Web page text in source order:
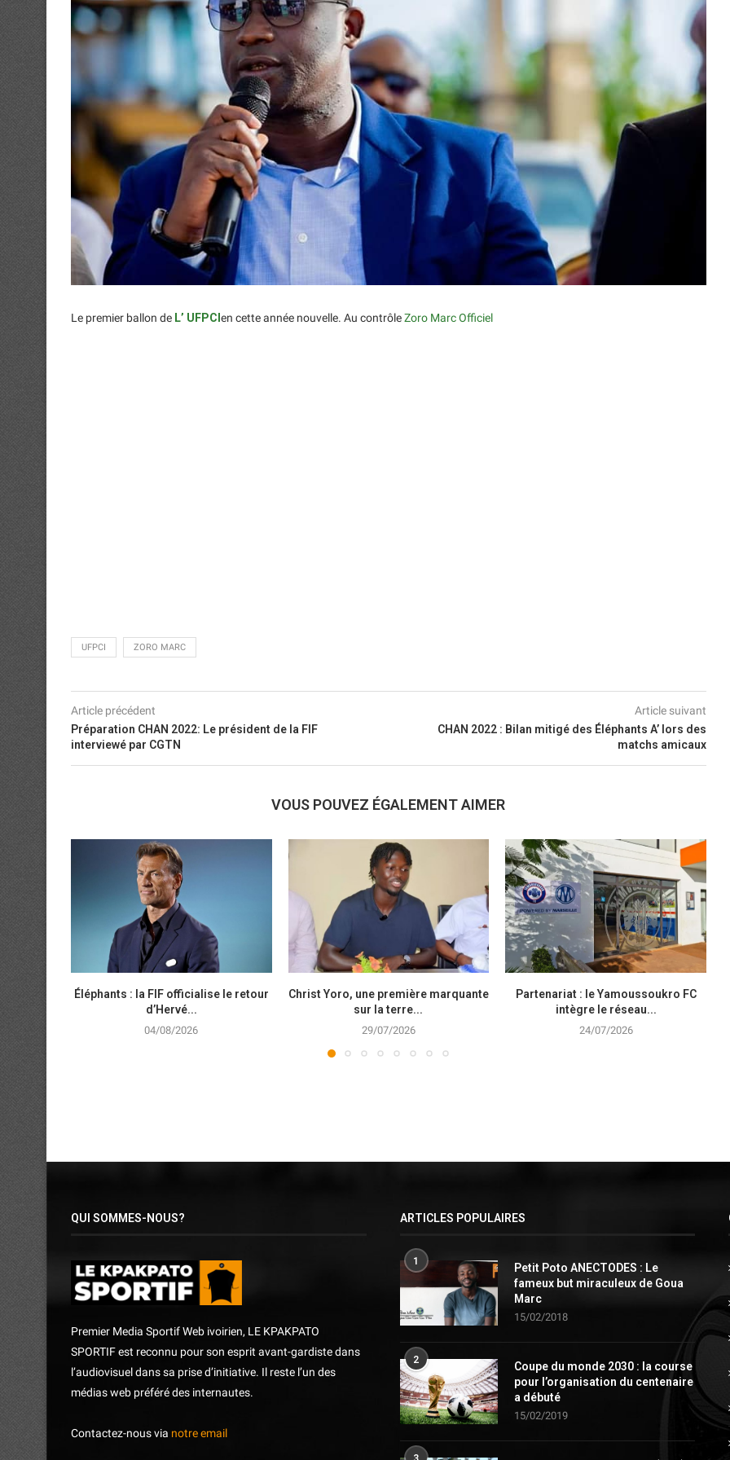
Le premier ballon de L’ UFPCI en cette année nouvelle. Au contrôleZoro Marc Officiel
UFPCI ZORO MARC
Article précédent
Préparation CHAN 2022: Le président de la FIF
interviewé par CGTN
Article suivant
CHAN 2022 : Bilan mitigé des Éléphants A’ lors des
matchs amicaux
VOUS POUVEZ ÉGALEMENT AIMER
Éléphants : la FIF officialise le retour
d’Hervé...
04/08/2026
Christ Yoro, une première marquante
sur la terre...
29/07/2026
Partenariat : le Yamoussoukro FC
intègre le réseau...
24/07/2026
QUI SOMMES-NOUS?
Premier Media Sportif Web ivoirien, LE KPAKPATO
SPORTIF est reconnu pour son esprit avant-gardiste dans
l’audiovisuel dans sa prise d’initiative. Il reste l’un des
médias web préféré des internautes.
Contactez-nous via notre email
ARTICLES POPULAIRES
1
Petit Poto ANECTODES : Le
fameux but miraculeux de Goua
Marc
15/02/2018
2
Coupe du monde 2030 : la course
pour l’organisation du centenaire
a débuté
15/02/2019